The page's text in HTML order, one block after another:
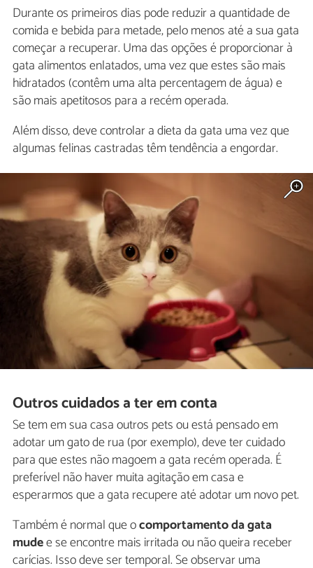
Durante os primeiros dias pode reduzir a quantidade de
comida e bebida para metade, pelo menos até a sua gata
começar a recuperar. Uma das opções é proporcionar à
gata alimentos enlatados, uma vez que estes são mais
hidratados (contêm uma alta percentagem de água) e
são mais apetitosos para a recém operada.
Além disso, deve controlar a dieta da gata uma vez que
algumas felinas castradas têm tendência a engordar.
Outros cuidados a ter em conta
Se tem em sua casa outros pets ou está pensado em
adotar um gato de rua (por exemplo), deve ter cuidado
para que estes não magoem a gata recém operada. É
preferível não haver muita agitação em casa e
esperarmos que a gata recupere até adotar um novo pet.
Também é normal que ocomportamento da gata
mudee se encontre mais irritada ou não queira receber
carícias. Isso deve ser temporal. Se observar uma